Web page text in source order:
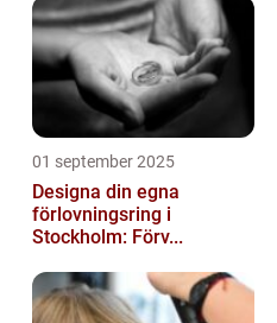
01 september 2025
Designa din egna
förlovningsring i
Stockholm: Förv...